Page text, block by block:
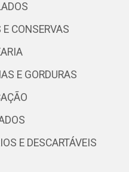
CONSERVAS
E GORDURAS
E DESCARTÁVEIS